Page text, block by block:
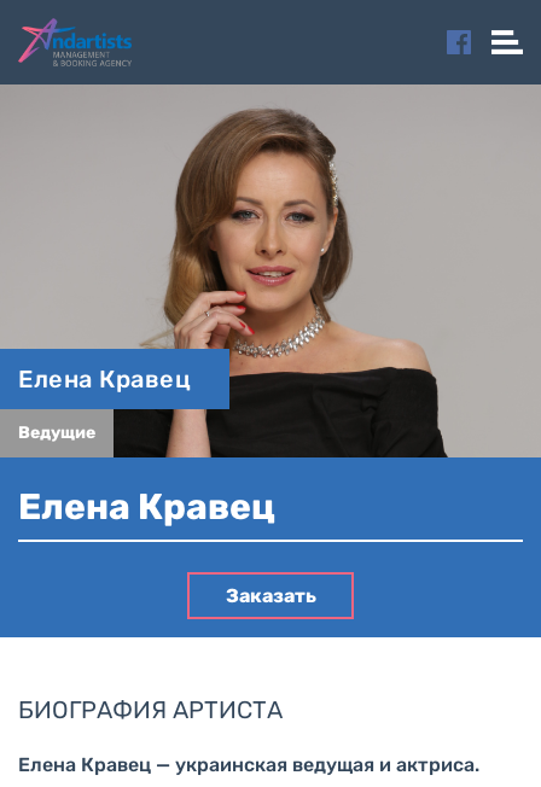
Елена Кравец
Ведущие
Елена Кравец
Заказать
БИОГРАФИЯ АРТИСТА
Елена Кравец — украинская ведущая и актриса.